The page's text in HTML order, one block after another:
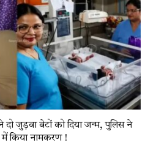
दो जुड़वा बेटों को दिया जन्म, पुलिस ने
में किया नामकरण !